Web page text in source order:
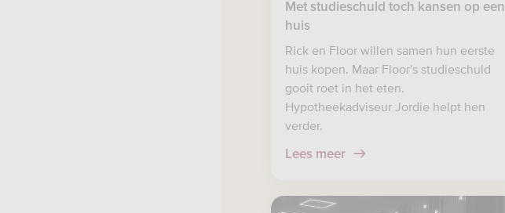
Met studieschuld toch kansen op een
huis
Rick en Floor willen samen hun eerste
huis kopen. Maar Floor's studieschuld
gooit roet in het eten.
Hypotheekadviseur Jordie helpt hen
verder.
Lees meer